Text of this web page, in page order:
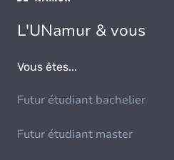
L'UNamur & vous
Vous êtes...
Futur étudiant bachelier
Futur étudiant master